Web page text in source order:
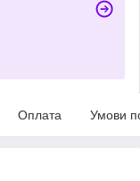
Оплата Умови